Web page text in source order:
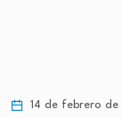
14 de febrero